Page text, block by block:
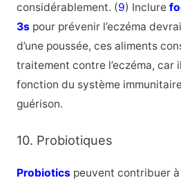
considérablement. (9) Inclure
3spour prévenir l’eczéma
d’une poussée, ces aliments
traitement contre l’eczéma, car
fonction du système
guérison.
10. Probiotiques
Probioticspeuvent contribuer à